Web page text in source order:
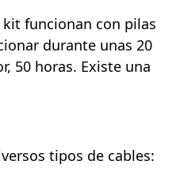
funcionan con pilas
durante unas 20
50 horas. Existe una
tipos de cables: